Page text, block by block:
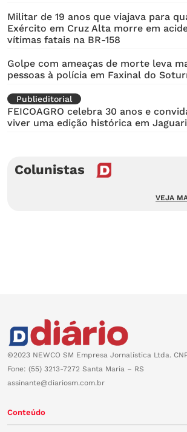
Militar de 19 anos que viajava para
Exército em Cruz Alta morre em
vítimas fatais na BR-158
Golpe com ameaças de morte leva
pessoas à polícia em Faxinal do
Publieditorial
FEICOAGRO celebra 30 anos e
viver uma edição histórica em Jaguari
Colunistas
VEJA
©2023 NEWCO SM Empresa Jornalística Ltda.
Fone: (55) 3213-7272 Santa Maria – RS
assinante@diariosm.com.br
Conteúdo